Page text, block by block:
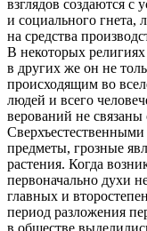
взглядов создаются с
и социального гнета,
на средства
В некоторых
в других же он не
происходящим во
людей и всего
верований не связаны
предметы, грозные
растения. Когда
первоначально духи
главных и
период разложения